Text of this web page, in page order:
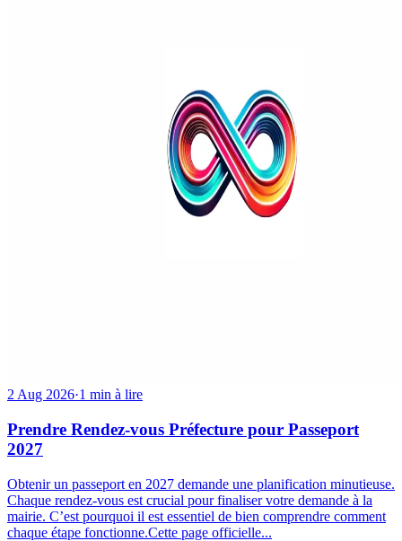
2 Aug 2026·1 min à lire
Prendre Rendez-vous Préfecture pour Passeport
2027
Obtenir un passeport en 2027 demande une planification minutieuse.
Chaque rendez-vous est crucial pour finaliser votre demande à la
mairie. C’est pourquoi il est essentiel de bien comprendre comment
chaque étape fonctionne.Cette page officielle...